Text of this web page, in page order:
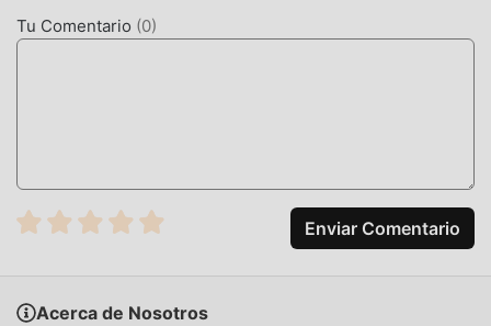
la comodidad que brinda ArtCollage Pro!
paquete de instalación de moddroid con un solo clic, y hay
más aplicaciones de mod populares gratuitas esperando a
jugar, que esperas, descárgalo ya!
Tu Comentario (0)
Enviar Comentario
Acerca de Nosotros